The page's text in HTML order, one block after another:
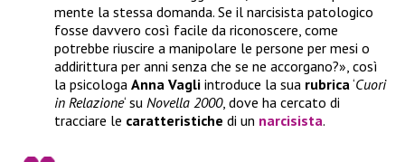
mente la stessa domanda. Se il narcisista patologico
fosse davvero così facile da riconoscere, come
potrebbe riuscire a manipolare le persone per mesi o
addirittura per anni senza che se ne accorgano?», così
la psicologa Anna Vagli introduce la sua rubrica ‘Cuori
in Relazione‘ su Novella 2000, dove ha cercato di
tracciare le caratteristiche di un narcisista.